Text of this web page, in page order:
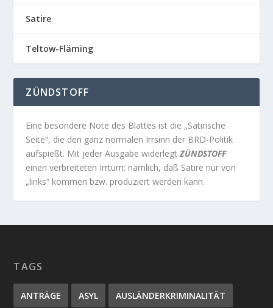
Satire
Teltow-Fläming
ZÜNDSTOFF
Eine besondere Note des Blattes ist die „Satirische
Seite“, die den ganz normalen Irrsinn der BRD-Politik
aufspießt. Mit jeder Ausgabe widerlegtZÜNDSTOFF
einen verbreiteten Irrtum; nämlich, daß Satire nur von
„links“ kommen bzw. produziert werden kann.
TAGS
ANTRÄGE ASYL AUSLÄNDERKRIMINALITÄT